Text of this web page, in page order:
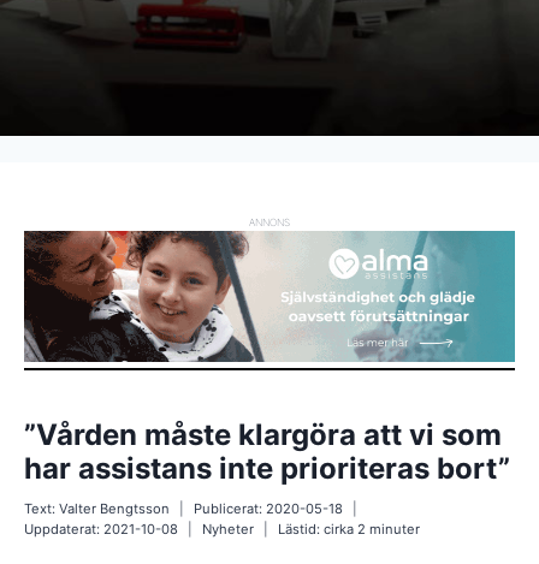
ANNONS
”Vården måste klargöra att vi som
har assistans inte prioriteras bort”
Text: Valter Bengtsson Publicerat: 2020-05-18
Uppdaterat: 2021-10-08 Nyheter Lästid: cirka2minuter